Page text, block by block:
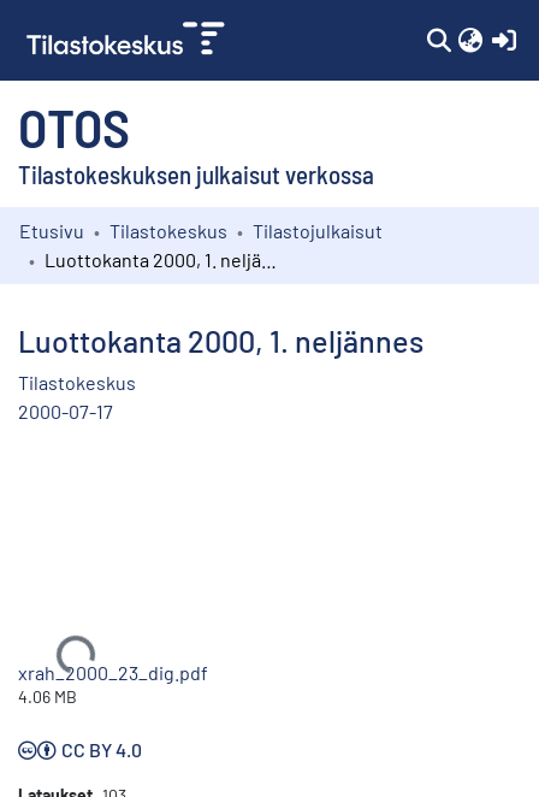
OTOS
Tilastokeskuksen julkaisut verkossa
Kokoelmat
Etusivu Tilastokeskus
Tilastojulkaisut
Luottokanta 2000, 1. neljännes
Tilastokeskus
2000-07-17
Ladataan...
xrah_2000_23_dig.pdf
4.06 MB
CC BY 4.0